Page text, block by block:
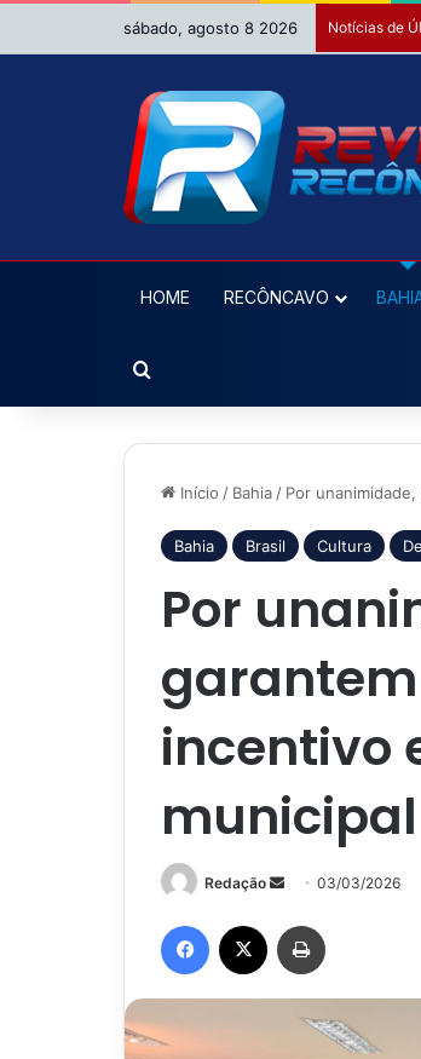
sábado, agosto 8 2026 Notícias de
HOME RECÔNCAVO
Procurar por
Início / Bahia / Por
Bahia Brasil Cultura
Por
incentivo
municipal
Redação
Mande
e-
mail
03/03/2026
Facebook